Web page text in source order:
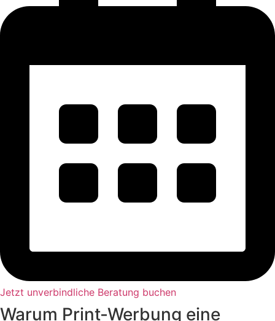
Jetzt unverbindliche Beratung buchen
Warum Print-Werbung eine